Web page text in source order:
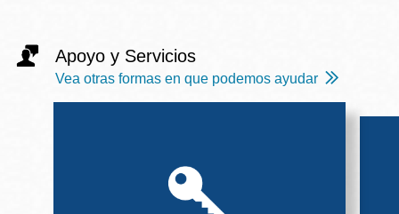
Apoyo y Servicios
Vea otras formas en que podemos ayudar